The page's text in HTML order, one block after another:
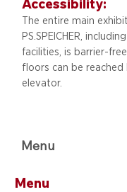
Accessibility:
The entire main
PS.SPEICHER, including
facilities, is barrier-
floors can be reached
elevator.
Menu
Menu